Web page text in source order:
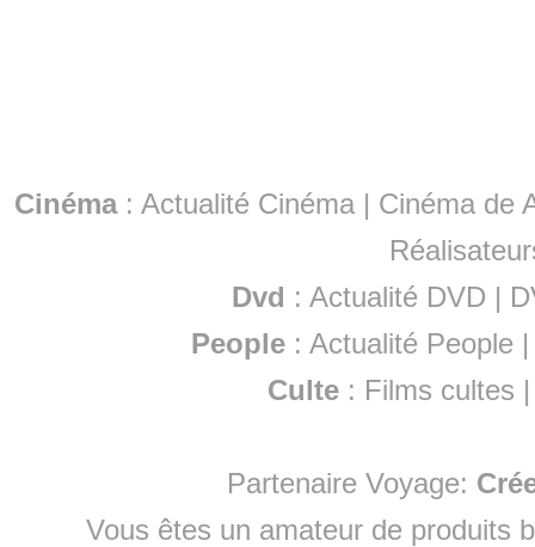
Cinéma: Actualité Cinéma | Cinéma de
Dvd : Actualité DVD |
People :Actualité People
Culte : Films cultes
Partenaire Voyage:
Vous êtes un amateur de produits